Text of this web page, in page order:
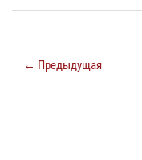
← Предыдущая